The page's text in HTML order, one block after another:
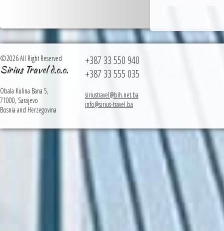
©2026 All Right Reserved
Sirius Travel d.o.o.
Obala Kulina Bana 5,
71000, Sarajevo
Bosnia and Herzegovina
+387 33 550 940
+387 33 555 035
siriustravel@bih.net.ba
info@sirius-travel.ba